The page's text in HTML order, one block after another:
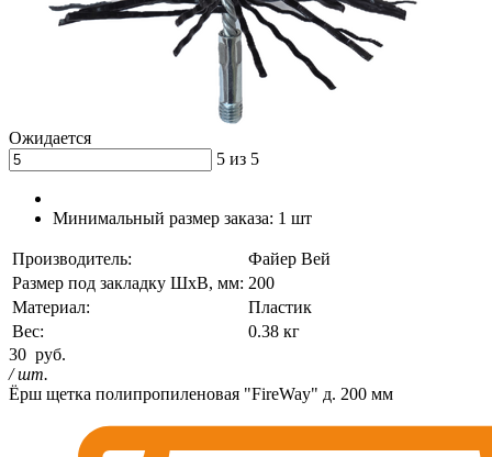
Ожидается
5 из 5
Минимальный размер заказа: 1 шт
Производитель:
Файер Вей
Размер под закладку ШхВ, мм: 200
Материал:
Пластик
Вес:
0.38 кг
30 руб.
/ шт.
Ёрш щетка полипропиленовая "FireWay" д. 200 мм